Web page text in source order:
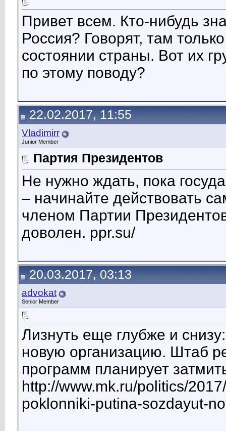
Привет всем. Кто-нибудь
Россия? Говорят, там
состоянии страны. Вот их
по этому поводу?
22.02.2017, 11:55
Vladimirr
Junior Member
Партия Президентов
Не нужно ждать, пока
– начинайте действовать
членом Партии
доволен. ppr.su/
20.03.2017, 03:13
advokat
Senior Member
Лизнуть еще глубже и
новую организацию. Штаб
программ планирует
http://www.mk.ru/politics/
poklonniki-putina-sozdayut-